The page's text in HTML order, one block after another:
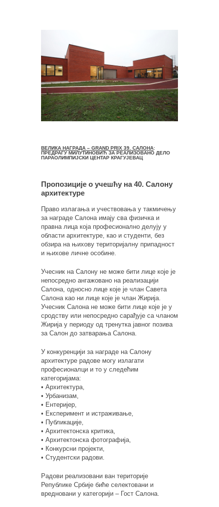
ВЕЛИКА НАГРАДА – GRAND PRIX 39. САЛОНА:
ПРЕДРАГУ МИЛУТИНОВИЋ ЗА РЕАЛИЗОВАНО ДЕЛО
ПАРАОЛИМПИЈСКИ ЦЕНТАР КРАГУЈЕВАЦ
Пропозиције о учешћу на 40. Салону
архитектуре
Право излагања и учествовања у такмичењу
за награде Салона имају сва физичка и
правна лица која професионално делују у
области архитектуре, као и студенти, без
обзира на њихову територијалну припадност
и њихове личне особине.
Учесник на Салону не може бити лице које је
непосредно ангажовано на реализацији
Салона, односно лице које је члан Савета
Салона као ни лице које је члан Жирија.
Учесник Салона не може бити лице које је у
сродству или непосредно сарађује са чланом
Жирија у периоду од тренутка јавног позива
за Салон до затварања Салона.
У конкуренцији за награде на Салону
архитектуре радове могу излагати
професионалци и то у следећим
категоријама:
• Архитектура,
• Урбанизам,
• Ентеријер,
• Експеримент и истраживање,
• Публикације,
• Архитектонска критика,
• Архитектонска фотографија,
• Конкурсни пројекти,
• Студентски радови.
Радови реализовани ван територије
Републике Србије биће селектовани и
вредновани у категорији – Гост Салона.